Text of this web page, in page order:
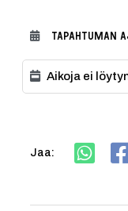
TAPAHTUMAN
Aikoja ei
Jaa: